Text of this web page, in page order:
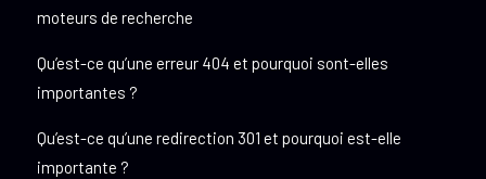
moteurs de recherche
Qu’est-ce qu’une erreur 404 et pourquoi sont-elles
importantes ?
Qu’est-ce qu’une redirection 301 et pourquoi est-elle
importante ?